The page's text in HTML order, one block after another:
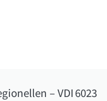
– VDI 6023